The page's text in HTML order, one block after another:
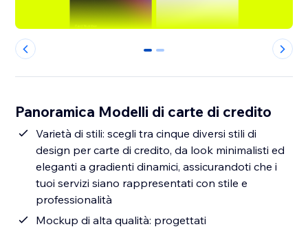
0 1
Panoramica Modelli di carte di credito
Varietà di stili: scegli tra cinque diversi stili di
design per carte di credito, da look minimalisti ed
eleganti a gradienti dinamici, assicurandoti che i
tuoi servizi siano rappresentati con stile e
professionalità
Mockup di alta qualità: progettati